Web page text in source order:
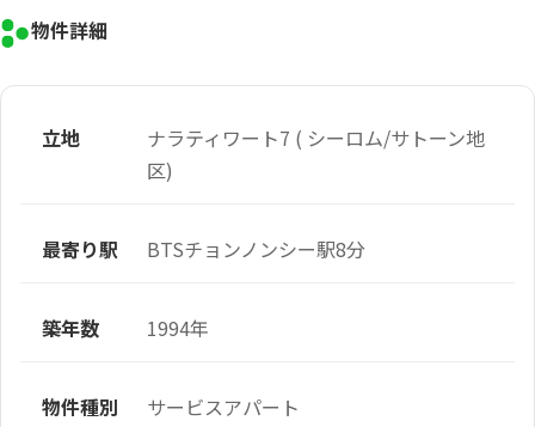
物件詳細
立地
ナラティワート7 ( シーロム/サトーン地
区)
最寄り駅 BTSチョンノンシー駅8分
築年数 1994年
物件種別 サービスアパート